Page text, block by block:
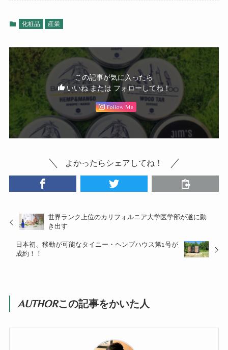
化粧品 産業
この記事が気に入ったら
いいね または フォローしてね！
Follow Me
よかったらシェアしてね！
世界ランク上位のカリフォルニア大学医学部が遂に動
き出す
日本初、移動が可能なタイニー・ヘンプハウス第1号が
成約！！
AUTHORこの記事をかいた人